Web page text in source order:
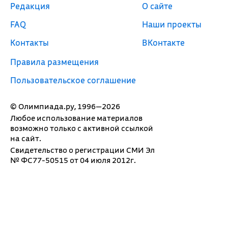
© Олимпиада.ру, 1996—2026
Любое использование материалов
возможно только с активной ссылкой
на сайт.
Свидетельство о регистрации СМИ Эл
№ ФС77-50515 от 04 июля 2012г.
Редакция
FAQ
Контакты
Правила размещения
Пользовательское соглашение
О сайте
Наши проекты
ВКонтакте